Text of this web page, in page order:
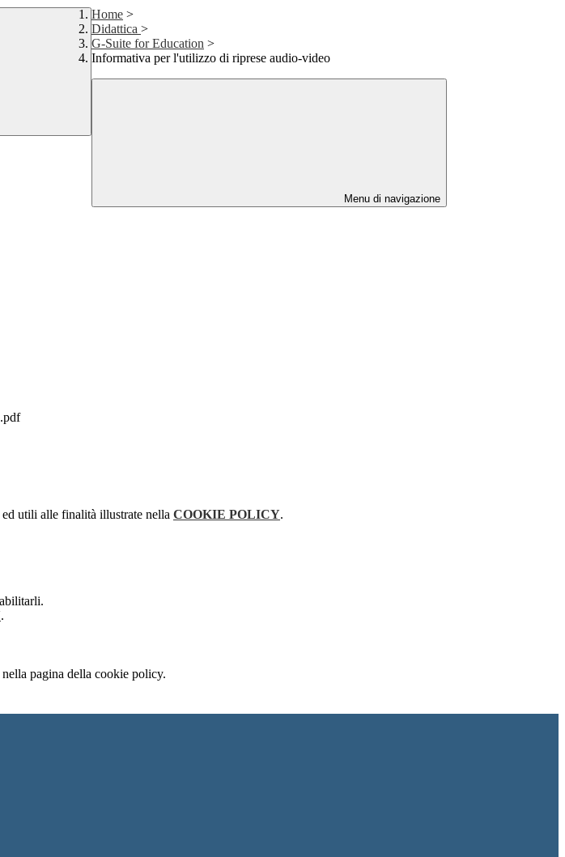
Home >
Didattica >
G-Suite for Education >
Informativa per l'utilizzo di riprese audio-video
Menu di navigazione
utili alle finalità illustrate nella COOKIE POLICY.
.
pagina della cookie policy.